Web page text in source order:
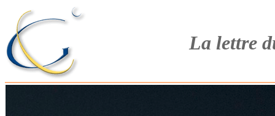
La lettre